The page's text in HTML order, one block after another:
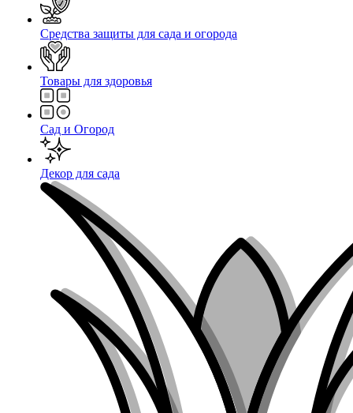
Средства защиты для сада и огорода
Товары для здоровья
Сад и Огород
Декор для сада